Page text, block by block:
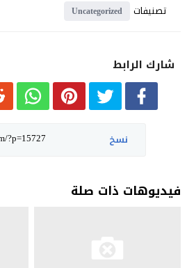
تصنيفات Uncategorized
شارك الرابط
نسخ
فيديوهات ذات صلة